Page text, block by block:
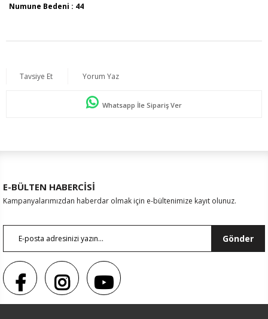
Numune Bedeni : 44
Tavsiye Et Yorum Yaz
Whatsapp İle Sipariş Ver
E-BÜLTEN HABERCİSİ
Kampanyalarımızdan haberdar olmak için e-bültenimize kayıt olunuz.
Gönder